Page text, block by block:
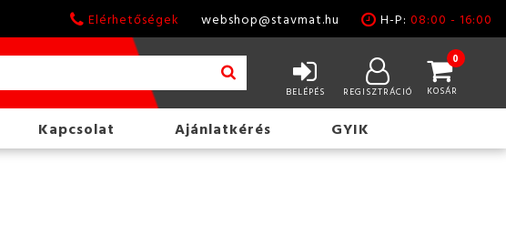
Elérhetőségek webshop@stavmat.hu H-P: 08:00 - 16:00
BELÉPÉS REGISZTRÁCIÓ
0
KOSÁR
Kapcsolat Ajánlatkérés GYIK